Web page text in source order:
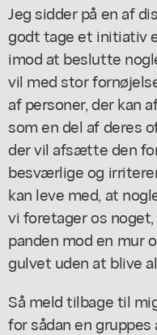
Jeg sidder på en af
godt tage et initiativ
imod at beslutte
vil med stor
af personer, der kan
som en del af deres
der vil afsætte den
besværlige og
kan leve med, at
vi foretager os
panden mod en mur
gulvet uden at blive
Så meld tilbage til
for sådan en gruppes